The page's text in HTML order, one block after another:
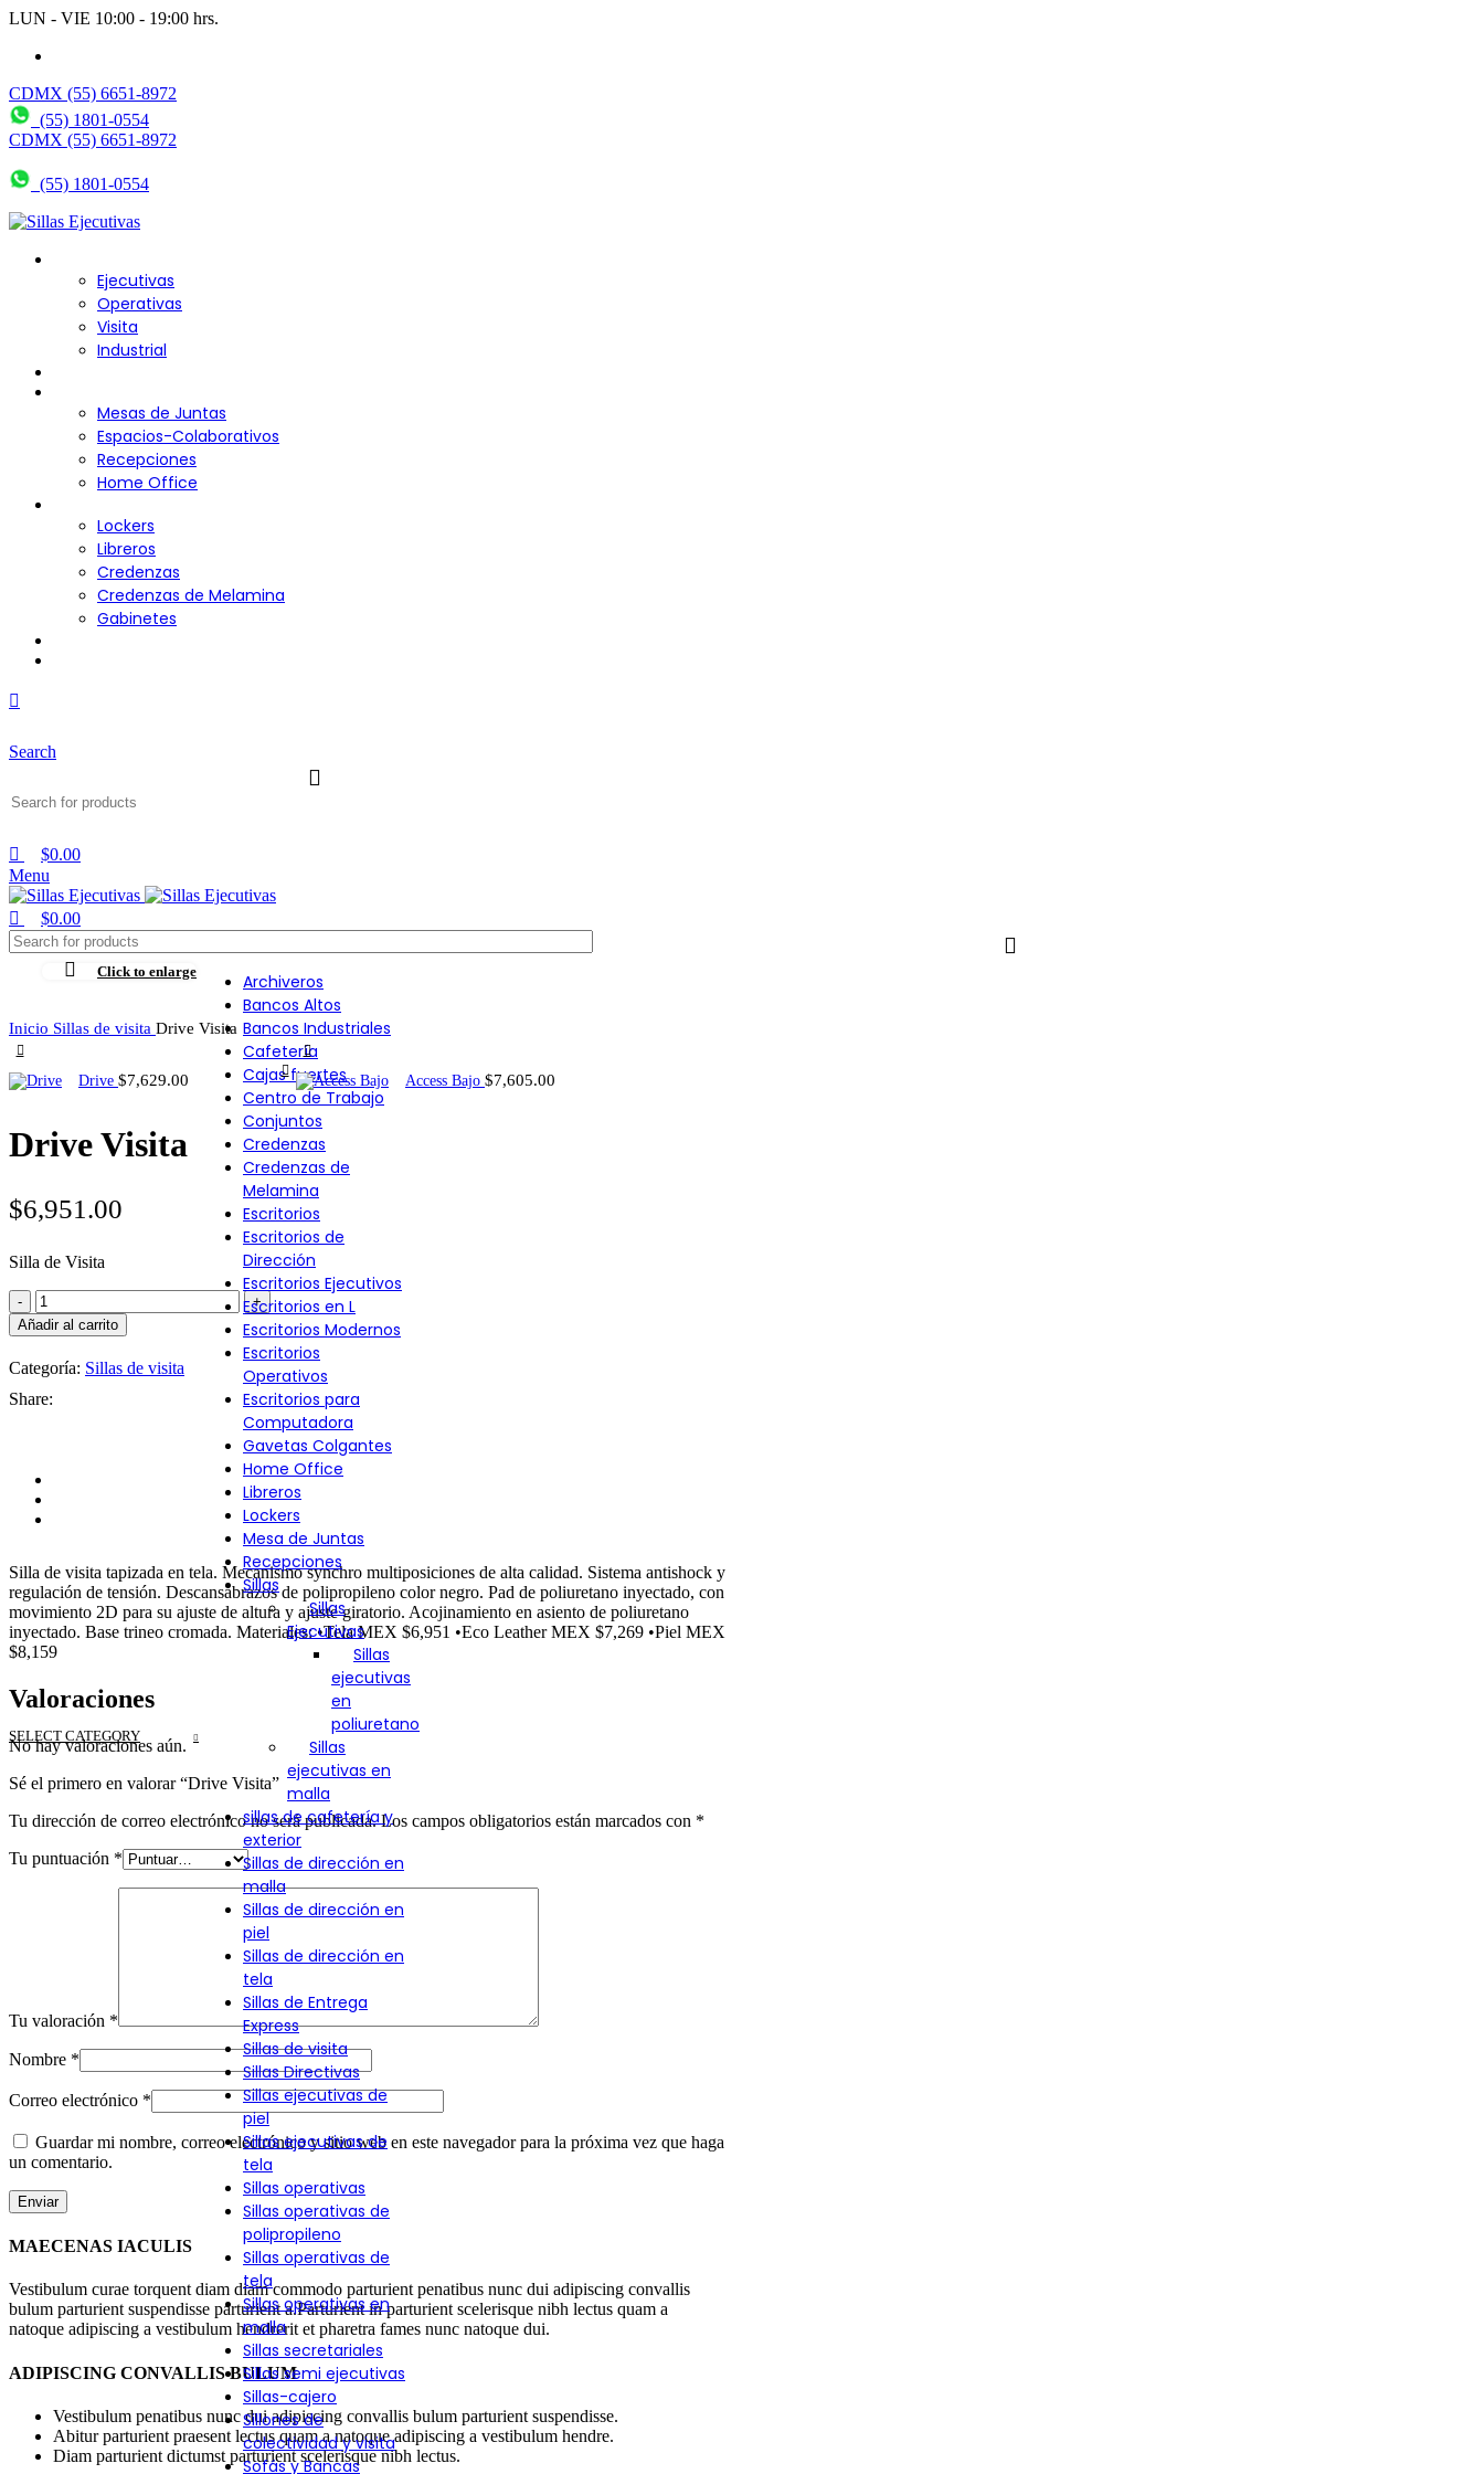
LUN - VIE 10:00 - 19:00 hrs.
CDMX (55) 6651-8972
(55) 1801-0554
CDMX (55) 6651-8972
(55) 1801-0554
Ejecutivas
Operativas
Visita
Industrial
Mesas de Juntas
Espacios-Colaborativos
Recepciones
Home Office
Lockers
Libreros
Credenzas
Credenzas de Melamina
Gabinetes
Search
$0.00
Menu
$0.00
SELECT CATEGORY
Archiveros
Bancos Altos
Bancos Industriales
Cafetería
Cajas fuertes
Centro de Trabajo
Conjuntos
Credenzas
Credenzas de
Melamina
Escritorios
Escritorios de
Dirección
Escritorios Ejecutivos
Escritorios en L
Escritorios Modernos
Escritorios
Operativos
Escritorios para
Computadora
Gavetas Colgantes
Home Office
Libreros
Lockers
Mesa de Juntas
Recepciones
Sillas
Sillas
Ejecutivas
Sillas
ejecutivas
en
poliuretano
Sillas
ejecutivas en
malla
sillas de cafetería y
exterior
Sillas de dirección en
malla
Sillas de dirección en
piel
Sillas de dirección en
tela
Sillas de Entrega
Express
Sillas de visita
Sillas Directivas
Sillas ejecutivas de
piel
Sillas ejecutivas de
tela
Sillas operativas
Sillas operativas de
polipropileno
Sillas operativas de
tela
Sillas operativas en
malla
Sillas secretariales
Sillas semi ejecutivas
Sillas-cajero
Sillones de
colectividad y visita
Sofás y Bancas
Click to enlarge
Inicio Sillas de visita Drive Visita
Drive $7,629.00 Access Bajo $7,605.00
Drive Visita
$6,951.00
Silla de Visita
Drive
Visita
cantidad
Añadir al carrito
Categoría: Sillas de visita
Share:
Silla de visita tapizada en tela. Mecanismo synchro multiposiciones de alta calidad. Sistema antishock y
regulación de tensión. Descansabrazos de polipropileno color negro. Pad de poliuretano inyectado, con
movimiento 2D para su ajuste de altura y ajuste giratorio. Acojinamiento en asiento de poliuretano
inyectado. Base trineo cromada. Materiales: •Tela MEX $6,951 •Eco Leather MEX $7,269 •Piel MEX
$8,159
Valoraciones
No hay valoraciones aún.
Sé el primero en valorar “Drive Visita”
Tu dirección de correo electrónico no será publicada. Los campos obligatorios están marcados con *
Tu puntuación *
Tu valoración *
Nombre *
Correo electrónico *
Guardar mi nombre, correo electrónico y sitio web en este navegador para la próxima vez que haga
un comentario.
MAECENAS IACULIS
Vestibulum curae torquent diam diam commodo parturient penatibus nunc dui adipiscing convallis
bulum parturient suspendisse parturient a.Parturient in parturient scelerisque nibh lectus quam a
natoque adipiscing a vestibulum hendrerit et pharetra fames nunc natoque dui.
ADIPISCING CONVALLIS BULUM
Vestibulum penatibus nunc dui adipiscing convallis bulum parturient suspendisse.
Abitur parturient praesent lectus quam a natoque adipiscing a vestibulum hendre.
Diam parturient dictumst parturient scelerisque nibh lectus.